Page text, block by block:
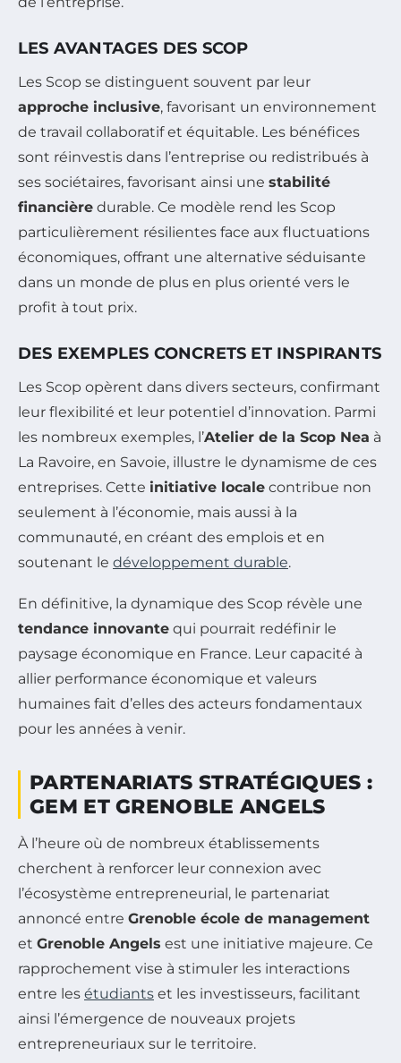
LES AVANTAGES DES SCOP
Les Scop se distinguent souvent par leur
approche inclusive, favorisant un environnement
de travail collaboratif et équitable. Les bénéfices
sont réinvestis dans l’entreprise ou redistribués à
ses sociétaires, favorisant ainsi une stabilité
financière durable. Ce modèle rend les Scop
particulièrement résilientes face aux fluctuations
économiques, offrant une alternative séduisante
dans un monde de plus en plus orienté vers le
profit à tout prix.
DES EXEMPLES CONCRETS ET INSPIRANTS
Les Scop opèrent dans divers secteurs, confirmant
leur flexibilité et leur potentiel d’innovation. Parmi
les nombreux exemples, l’Atelier de la Scop Nea à
La Ravoire, en Savoie, illustre le dynamisme de ces
entreprises. Cette initiative locale contribue non
seulement à l’économie, mais aussi à la
communauté, en créant des emplois et en
soutenant le développement durable.
En définitive, la dynamique des Scop révèle une
tendance innovante qui pourrait redéfinir le
paysage économique en France. Leur capacité à
allier performance économique et valeurs
humaines fait d’elles des acteurs fondamentaux
pour les années à venir.
PARTENARIATS STRATÉGIQUES :
GEM ET GRENOBLE ANGELS
À l’heure où de nombreux établissements
cherchent à renforcer leur connexion avec
l’écosystème entrepreneurial, le partenariat
annoncé entre Grenoble école de management
et Grenoble Angels est une initiative majeure. Ce
rapprochement vise à stimuler les interactions
entre les étudiants et les investisseurs, facilitant
ainsi l’émergence de nouveaux projets
entrepreneuriaux sur le territoire.